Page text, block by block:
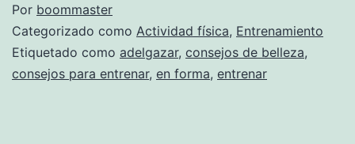
Por boommaster
Categorizado como Actividad física, Entrenamiento
Etiquetado como adelgazar, consejos de belleza,
consejos para entrenar, en forma, entrenar